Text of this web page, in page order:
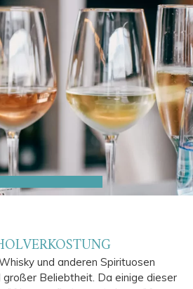
und anderen Spirituosen
großer Beliebtheit. Da einige dieser